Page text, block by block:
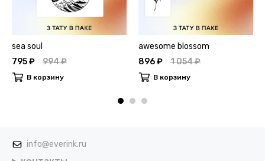
sea soul
795 ₽
994 ₽
В корзину
awesome blossom
896 ₽
1 054 ₽
В корзину
info@everink.ru